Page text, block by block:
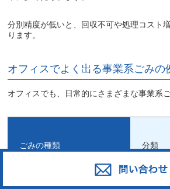
分別精度が低いと、回収不可や処理コスト
ります。
オフィスでよく出る事業系ごみの
オフィスでも、日常的にさまざまな事業系
ごみの種類 分類